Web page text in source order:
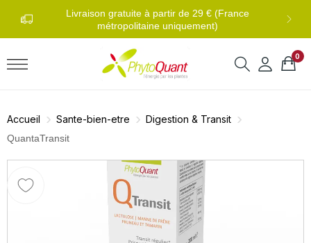
Livraison gratuite à partir de 29 € (France
métropolitaine uniquement)
0
Accueil Sante-bien-etre Digestion & Transit
QuantaTransit